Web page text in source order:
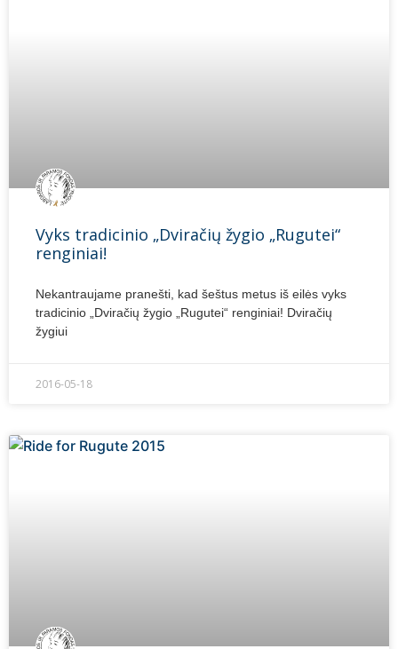
Vyks tradicinio „Dviračių žygio „Rugutei“
renginiai!
Nekantraujame pranešti, kad šeštus metus iš eilės vyks
tradicinio „Dviračių žygio „Rugutei“ renginiai! Dviračių
žygiui
2016-05-18